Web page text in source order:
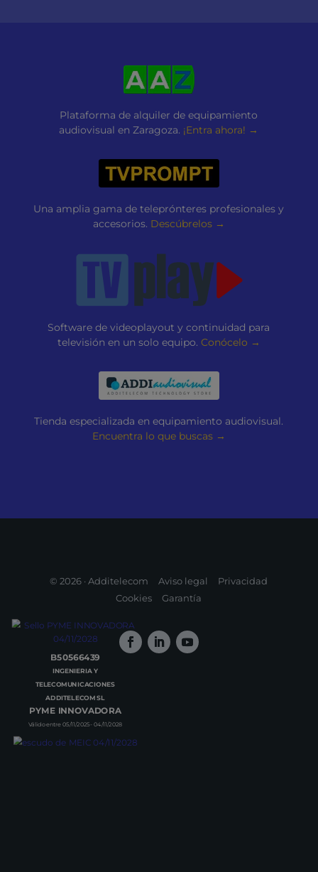
Plataforma de alquiler de equipamiento
audiovisual en Zaragoza. ¡Entra ahora! →
Una amplia gama de teleprónteres profesionales y
accesorios. Descúbrelos →
Software de videoplayout y continuidad para
televisión en un solo equipo. Conócelo →
Tienda especializada en equipamiento audiovisual.
Encuentra lo que buscas →
© 2026 · Additelecom Aviso legal
Privacidad
Cookies
Garantía
B50566439
INGENIERIA Y
TELECOMUNICACIONES
ADDITELECOM SL
PYME INNOVADORA
Válido entre 05/11/2025- 04/11/2028